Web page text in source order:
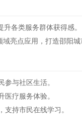
各类服务群体获得感。
亮点应用，打造邵阳城
与社区生活。
疗服务体验。
持市民在线学习。